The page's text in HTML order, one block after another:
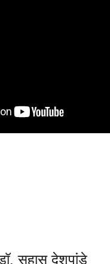
सुहास देशपांडे